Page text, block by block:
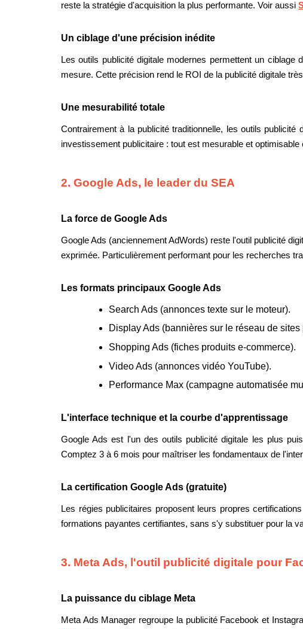
reste la stratégie d'acquisition la plus performante. Voir aussi
Un ciblage d'une précision inédite
Les outils publicité digitale modernes permettent un
mesure. Cette précision rend le ROI de la publicité digitale
Une mesurabilité totale
Contrairement à la publicité traditionnelle, les outils
investissement publicitaire : tout est mesurable et optimisable
2. Google Ads, le leader du SEA
La force de Google Ads
Google Ads (anciennement AdWords) reste l'outil publicité
exprimée. Particulièrement performant pour les recherches
Les formats principaux Google Ads
Search Ads (annonces texte sur le moteur).
Display Ads (bannières sur le réseau de sites
Shopping Ads (fiches produits e-commerce).
Video Ads (annonces vidéo YouTube).
Performance Max (campagne automatisée
L'interface technique et la courbe d'apprentissage
Google Ads est l'un des outils publicité digitale les plus
Comptez 3 à 6 mois pour maîtriser les fondamentaux de
La certification Google Ads (gratuite)
Les régies publicitaires proposent leurs propres
formations payantes certifiantes, sans s'y substituer pour la
3. Meta Ads, l'outil publicité digitale pour
La puissance du ciblage Meta
Meta Ads Manager regroupe la publicité Facebook et